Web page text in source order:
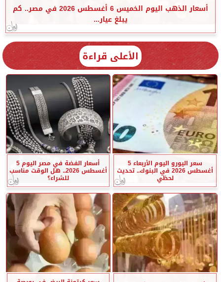
أسعار الذهب اليوم الخميس 6 أغسطس 2026 في مصر.. كم
يبلغ عيار...
الأعلى قراءة
سعر اليورو اليوم الأربعاء 5
أغسطس 2026 في البنوك.. تحديث
لحظي
أسعار الفضة في مصر اليوم 5
أغسطس 2026.. هل الوقت مناسب
للشراء؟